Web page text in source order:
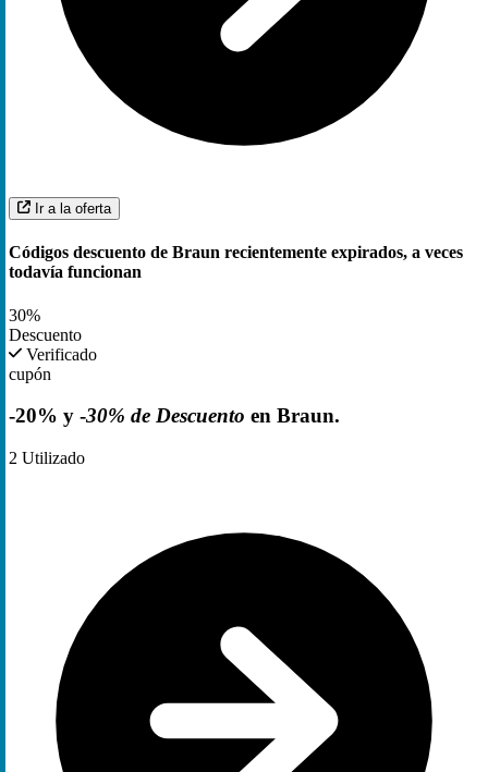
Ir a la oferta
Códigos descuento de Braun recientemente expirados, a veces
todavía funcionan
30%
Descuento
Verificado
cupón
-20% y -30% de Descuento en Braun.
2 Utilizado